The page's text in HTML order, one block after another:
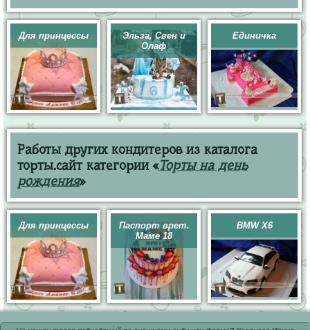
Для принцессы
Эльза, Свен и
Олаф
Единичка
Работы других кондитеров из каталога
торты.сайт категории «Торты на день
рождения»
Для принцессы
Паспорт врет.
Маме 18
BMW X6